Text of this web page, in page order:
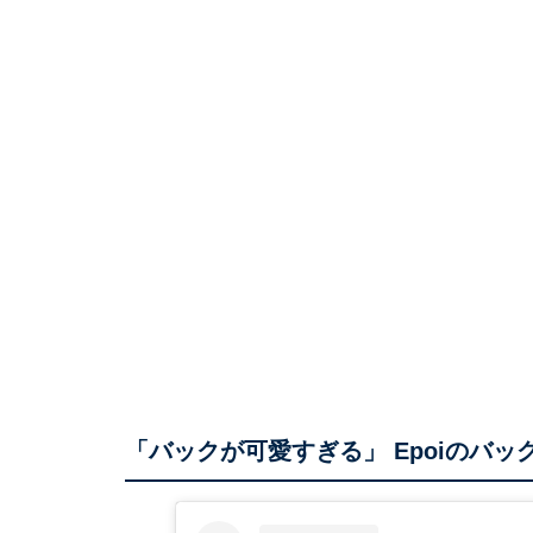
「バックが可愛すぎる」 Epoiのバッ